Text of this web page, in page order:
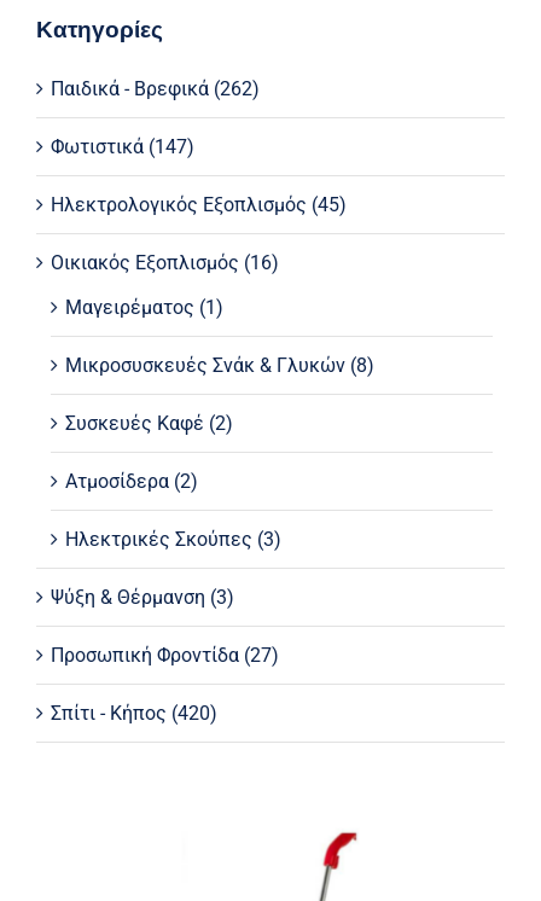
Κατηγορίες
Παιδικά - Βρεφικά (262)
Φωτιστικά (147)
Ηλεκτρολογικός Εξοπλισμός (45)
Οικιακός Εξοπλισμός (16)
Μαγειρέματος (1)
Μικροσυσκευές Σνάκ & Γλυκών (8)
Συσκευές Καφέ (2)
Ατμοσίδερα (2)
Ηλεκτρικές Σκούπες (3)
Ψύξη & Θέρμανση (3)
Προσωπική Φροντίδα (27)
Σπίτι - Κήπος (420)